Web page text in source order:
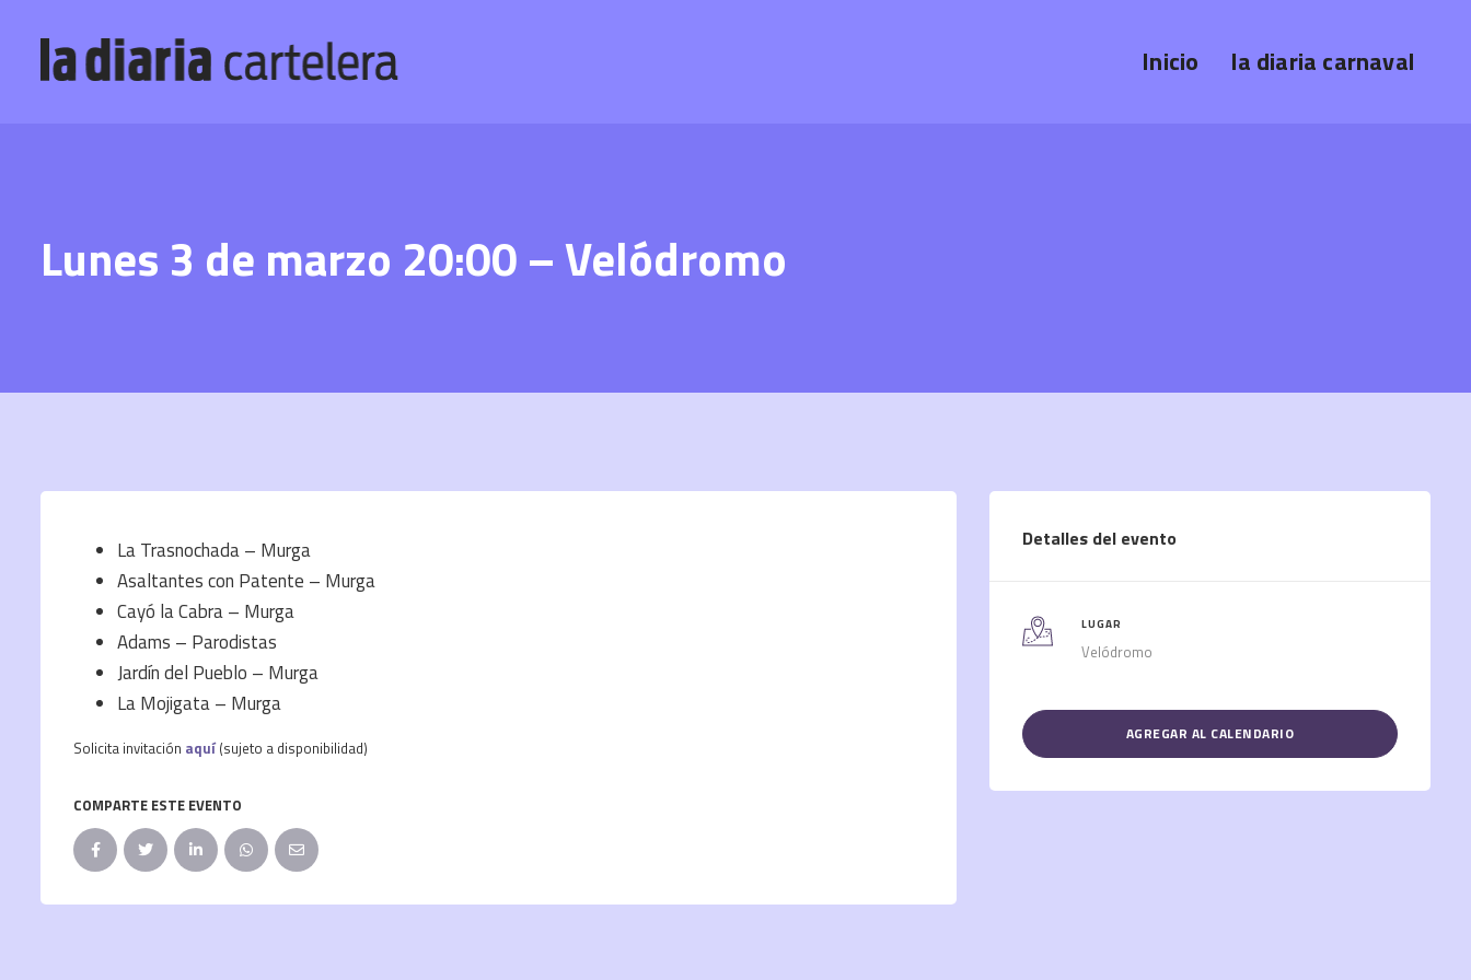
Inicio la diaria carnaval
Lunes 3 de marzo 20:00 – Velódromo
La Trasnochada – Murga
Asaltantes con Patente – Murga
Cayó la Cabra – Murga
Adams – Parodistas
Jardín del Pueblo – Murga
La Mojigata – Murga
Solicita invitación aquí (sujeto a disponibilidad)
COMPARTE ESTE EVENTO
Detalles del evento
LUGAR
Velódromo
AGREGAR AL CALENDARIO